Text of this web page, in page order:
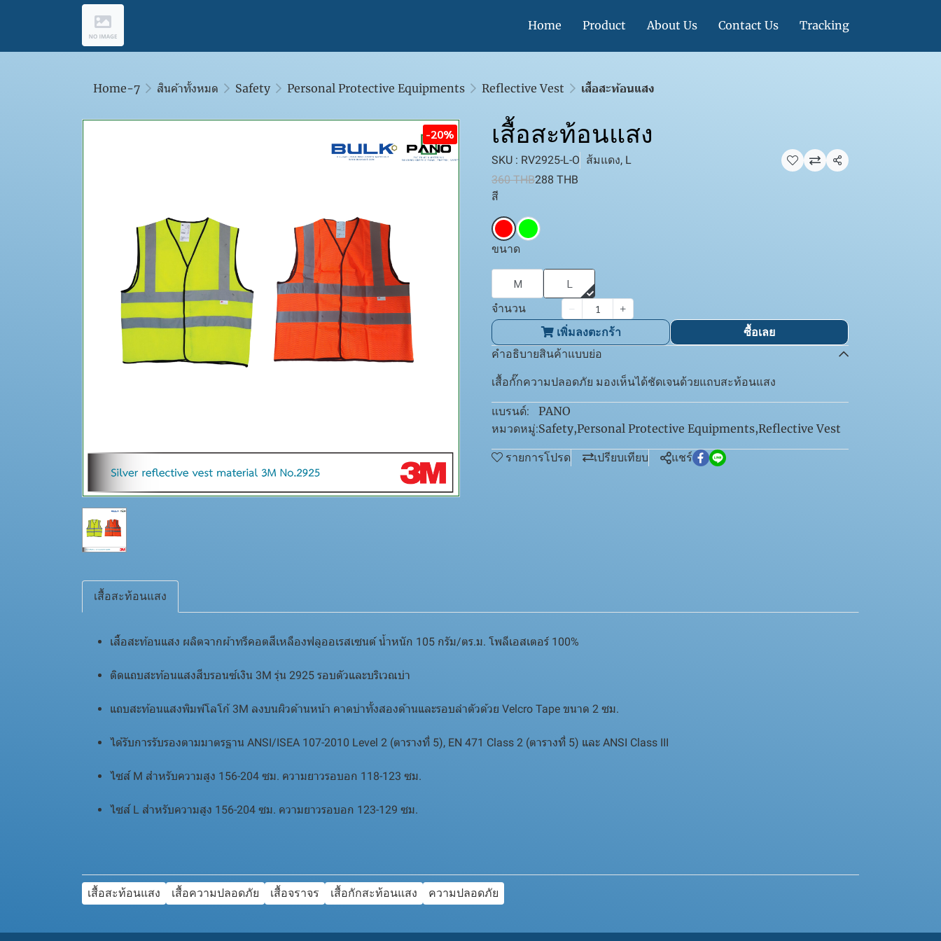
Home Product About Us Contact Us Tracking
Home-7 สินค้าทั้งหมด Safety Personal Protective Equipments Reflective Vest เสื้อสะท้อนแสง
-20% เสื้อสะท้อนแสง
SKU : RV2925-L-O ส้มแดง, L
แชร์
360 THB288 THB
สี
ขนาด
M L
จำนวน
เพิ่มลงตะกร้า
ซื้อเลย
คำอธิบายสินค้าแบบย่อ
เสื้อกั๊กความปลอดภัย มองเห็นได้ชัดเจนด้วยแถบสะท้อนแสง
แบรนด์: PANO
หมวดหมู่:Safety,Personal Protective Equipments,Reflective Vest
รายการโปรด เปรียบเทียบ แชร์
เสื้อสะท้อนแสง
เสื้อสะท้อนแสง ผลิตจากผ้าทรีคอตสีเหลืองฟลูออเรสเซนต์ น้ำหนัก 105 กรัม/ตร.ม. โพลีเอสเตอร์ 100%
ติดแถบสะท้อนแสงสีบรอนซ์เงิน 3M รุ่น 2925 รอบตัวและบริเวณบ่า
แถบสะท้อนแสงพิมพ์โลโก้ 3M ลงบนผิวด้านหน้า คาดบ่าทั้งสองด้านและรอบลำตัวด้วย Velcro Tape ขนาด 2 ซม.
ได้รับการรับรองตามมาตรฐาน ANSI/ISEA 107-2010 Level 2 (ตารางที่ 5), EN 471 Class 2 (ตารางที่ 5) และ ANSI Class III
ไซส์ M สำหรับความสูง 156-204 ซม. ความยาวรอบอก 118-123 ซม.
ไซส์ L สำหรับความสูง 156-204 ซม. ความยาวรอบอก 123-129 ซม.
เสื้อสะท้อนแสง เสื้อความปลอดภัย เสื้อจราจร เสื้อกักสะท้อนแสง ความปลอดภัย